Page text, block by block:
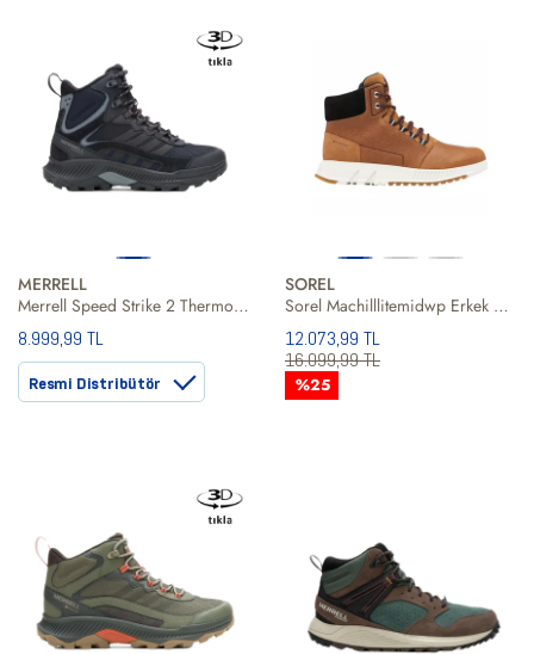
MERRELL
Merrell Speed Strike 2 Thermo Mid Waterproof Erkek Siyah Bot
8.999,99 TL
Resmi Distribütör
SOREL
Sorel Machilllitemidwp Erkek Kahverengi Kar Botu
12.073,99 TL
16.099,99 TL
%25